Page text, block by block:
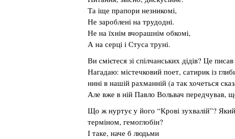
Та іще прапори незникомі,
Не зароблені на трудодні.
Не на їхнім вчорашнім обкомі,
А на серці і Стуса труні.
Ви смієтеся зі спілчанських дідів? Це
Нагадаю: містечковий поет, сатирик із
нині в нашій рахманній (а так хочеться
Але вже в ній Павло Вольвач передчував,
Що ж нуртує у його “Крові зухвалій”?
терміном, гемоглобін?
І таке, наче б людьми